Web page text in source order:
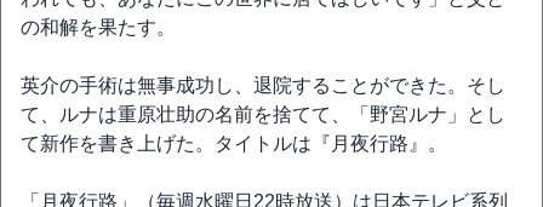
の和解を果たす。
英介の手術は無事成功し、退院することができた。そし
て、ルナは重原壮助の名前を捨てて、「野宮ルナ」とし
て新作を書き上げた。タイトルは『月夜行路』。
「月夜行路」（毎週水曜日22時放送）は日本テレビ系列